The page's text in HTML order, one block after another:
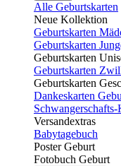
Alle Geburtskarten
Neue Kollektion
Geburtskarten
Geburtskarten
Geburtskarten
Geburtskarten
Geburtskarten
Dankeskarten
Schwangerschafts-
Versandextras
Babytagebuch
Poster Geburt
Fotobuch Geburt